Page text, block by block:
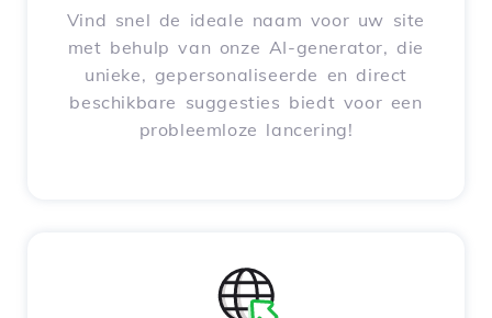
Vind snel de ideale naam voor uw site
met behulp van onze AI-generator, die
unieke, gepersonaliseerde en direct
beschikbare suggesties biedt voor een
probleemloze lancering!